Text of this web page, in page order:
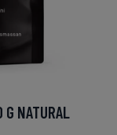
NATURAL